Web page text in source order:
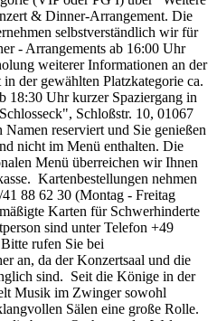
& Dinner-Arrangement. Die
selbstverständlich wir für
- Arrangements ab 16:00 Uhr
weiterer Informationen an der
der gewählten Platzkategorie ca.
18:30 Uhr kurzer Spaziergang in
Schloßstr. 10, 01067
reserviert und Sie genießen
nicht im Menü enthalten. Die
Menü überreichen wir Ihnen
Kartenbestellungen nehmen
88 62 30 (Montag - Freitag
Karten für Schwerhinderte
sind unter Telefon +49
rufen Sie bei
an, da der Konzertsaal und die
sind. Seit die Könige in der
Musik im Zwinger sowohl
Sälen eine große Rolle.